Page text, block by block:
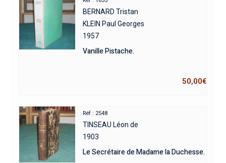
BERNARD Tristan
KLEIN Paul Georges
1957
Vanille Pistache.
50,00€
Réf : 2548
TINSEAU Léon de
1903
Le Secrétaire de Madame la Duchesse.